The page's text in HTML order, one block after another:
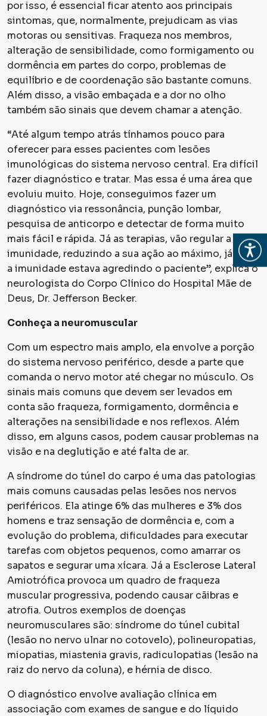
Abrir
por isso, é essencial ficar atento aos principais
sintomas, que, normalmente, prejudicam as vias
motoras ou sensitivas. Fraqueza nos membros,
alteração de sensibilidade, como formigamento ou
dormência em partes do corpo, problemas de
equilíbrio e de coordenação são bastante comuns.
Além disso, a visão embaçada e a dor no olho
também são sinais que devem chamar a atenção.
“Até algum tempo atrás tínhamos pouco para
oferecer para esses pacientes com lesões
imunológicas do sistema nervoso central. Era difícil
fazer diagnóstico e tratar. Mas essa é uma área que
evoluiu muito. Hoje, conseguimos fazer um
diagnóstico via ressonância, punção lombar,
pesquisa de anticorpo e detectar de forma muito
mais fácil e rápida. Já as terapias, vão regular a
imunidade, reduzindo a sua ação ao máximo, já que
a imunidade estava agredindo o paciente”, explica o
neurologista do Corpo Clínico do Hospital Mãe de
Deus, Dr. Jefferson Becker.
Conheça a neuromuscular
Com um espectro mais amplo, ela envolve a porção
do sistema nervoso periférico, desde a parte que
comanda o nervo motor até chegar no músculo. Os
sinais mais comuns que devem ser levados em
conta são fraqueza, formigamento, dormência e
alterações na sensibilidade e nos reflexos. Além
disso, em alguns casos, podem causar problemas na
visão e na deglutição e até falta de ar.
A síndrome do túnel do carpo é uma das patologias
mais comuns causadas pelas lesões nos nervos
periféricos. Ela atinge 6% das mulheres e 3% dos
homens e traz sensação de dormência e, com a
evolução do problema, dificuldades para executar
tarefas com objetos pequenos, como amarrar os
sapatos e segurar uma xícara. Já a Esclerose Lateral
Amiotrófica provoca um quadro de fraqueza
muscular progressiva, podendo causar cãibras e
atrofia. Outros exemplos de doenças
neuromusculares são: síndrome do túnel cubital
(lesão no nervo ulnar no cotovelo), polineuropatias,
miopatias, miastenia gravis, radiculopatias (lesão na
raiz do nervo da coluna), e hérnia de disco.
O diagnóstico envolve avaliação clínica em
associação com exames de sangue e do líquido